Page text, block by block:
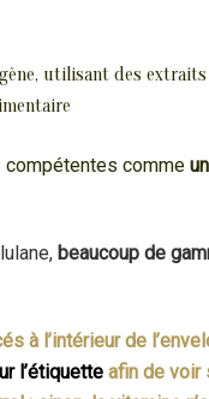
utilisant des
compétentes comme
beaucoup de
à l’intérieur de
l’étiquette afin de voir